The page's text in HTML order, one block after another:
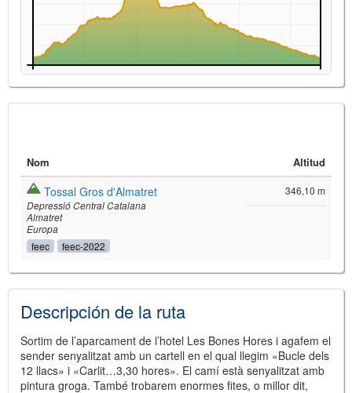
©Leaflet
and its contributors
©Institut Cartogràfic i Geològic de
Nom Altitud
Tossal Gros d'Almatret
Depressió Central Catalana
Almatret
Europa
feec feec-2022
346,10 m
Descripción de la ruta
Sortim de l’aparcament de l’hotel Les Bones Hores i agafem el
sender senyalitzat amb un cartell en el qual llegim «Bucle dels
12 llacs» i «Carlit…3,30 hores». El camí està senyalitzat amb
pintura groga. També trobarem enormes fites, o millor dit,